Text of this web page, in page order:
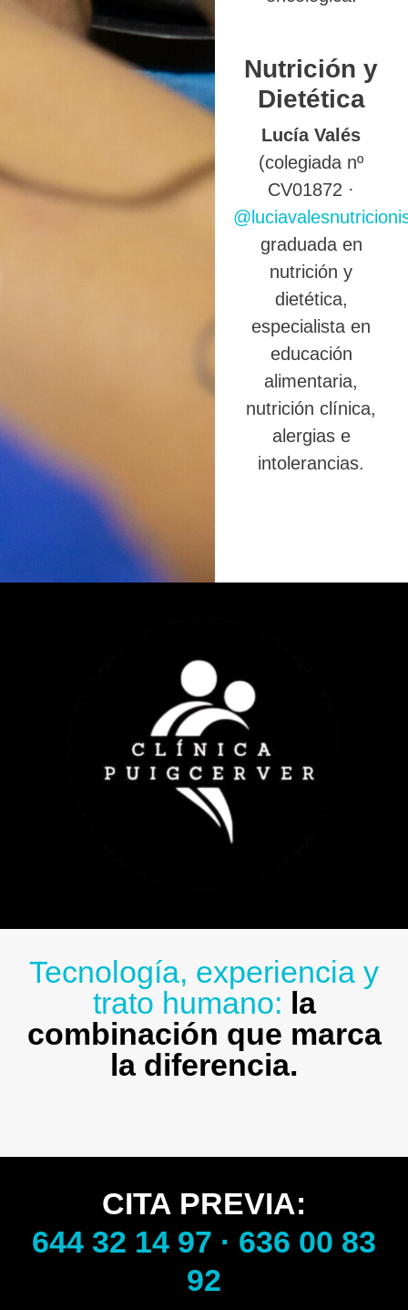
Nutrición y
Dietética
Lucía Valés
(colegiada nº
CV01872 ·
graduada en
nutrición y
dietética,
especialista en
educación
alimentaria,
nutrición clínica,
alergias e
intolerancias.
Tecnología, experiencia y
trato humano: la
combinación que marca
la diferencia.
CITA PREVIA:
644 32 14 97 · 636 00 83
92